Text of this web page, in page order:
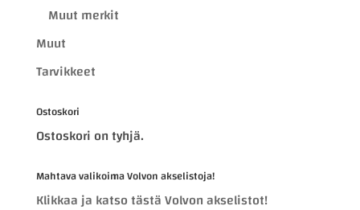
Muut merkit
Muut
Tarvikkeet
Ostoskori
Ostoskori on tyhjä.
Mahtava valikoima Volvon akselistoja!
Klikkaa ja katso tästä Volvon akselistot!